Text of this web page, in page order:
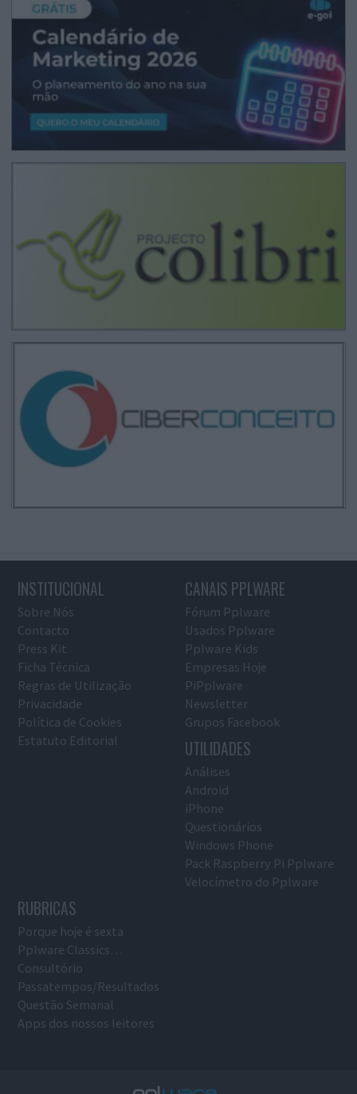
INSTITUCIONAL
Sobre Nós
Contacto
Press Kit
Ficha Técnica
Regras de Utilização
Privacidade
Política de Cookies
Estatuto Editorial
CANAIS PPLWARE
Fórum Pplware
Usados Pplware
Pplware Kids
Empresas Hoje
PiPplware
Newsletter
Grupos Facebook
UTILIDADES
Análises
Android
iPhone
Questionários
Windows Phone
Pack Raspberry Pi Pplware
Velocímetro do Pplware
RUBRICAS
Porque hoje é sexta
Pplware Classics…
Consultório
Passatempos/Resultados
Questão Semanal
Apps dos nossos leitores